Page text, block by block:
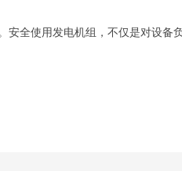
安全使用发电机组，不仅是对设备